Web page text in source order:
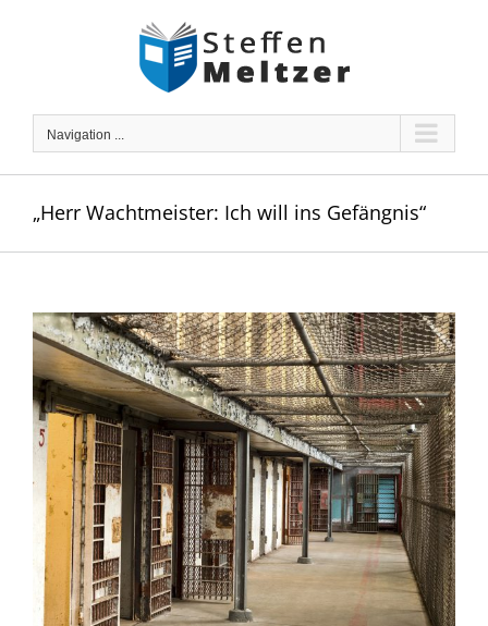
Navigation ...
„Herr Wachtmeister: Ich will ins Gefängnis“
Zeige
grösseres
Bild